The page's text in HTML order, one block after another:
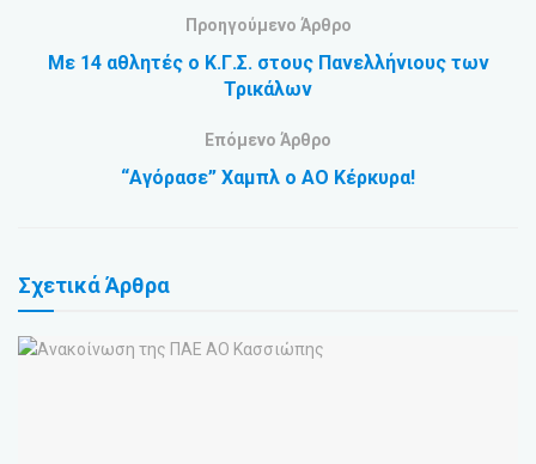
Προηγούμενο Άρθρο
Με 14 αθλητές ο Κ.Γ.Σ. στους Πανελλήνιους των
Τρικάλων
Επόμενο Άρθρο
“Αγόρασε” Χαμπλ ο ΑΟ Κέρκυρα!
ΣχετικάΆρθρα